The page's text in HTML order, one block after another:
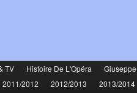
TV Histoire De L'Opéra
2011/2012 2012/2013 2013/2014